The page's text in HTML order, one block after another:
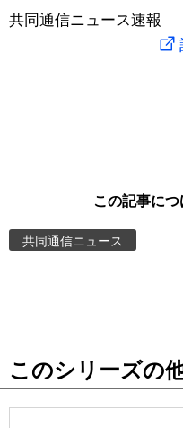
社会
旅と暮らし
東京
暮らし
共同通信ニュース速報
この記事に
共同通信ニュース
このシリーズの